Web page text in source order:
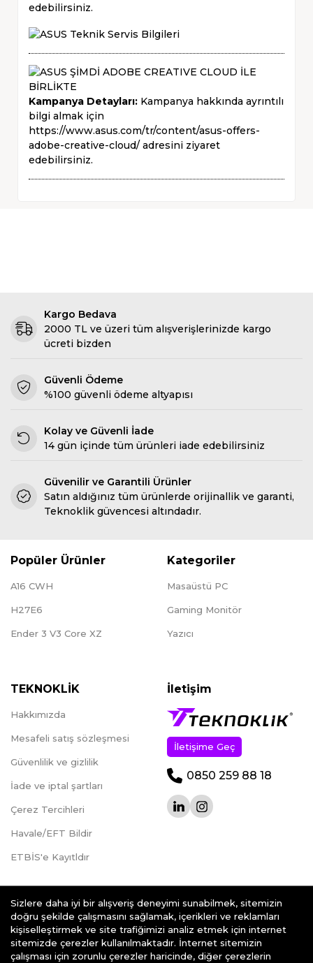
edebilirsiniz.
Kampanya Detayları: Kampanya hakkında ayrıntılı
bilgi almak için
https://www.asus.com/tr/content/asus-offers-
adobe-creative-cloud/ adresini ziyaret
edebilirsiniz.
Kargo Bedava
2000 TL ve üzeri tüm alışverişlerinizde kargo
ücreti bizden
Güvenli Ödeme
%100 güvenli ödeme altyapısı
Kolay ve Güvenli İade
14 gün içinde tüm ürünleri iade edebilirsiniz
Güvenilir ve Garantili Ürünler
Satın aldığınız tüm ürünlerde orijinallik ve garanti,
Teknoklik güvencesi altındadır.
Popüler Ürünler
A16 CWH
H27E6
Ender 3 V3 Core XZ
Kategoriler
Masaüstü PC
Gaming Monitör
Yazıcı
TEKNOKLİK
Hakkımızda
Mesafeli satış sözleşmesi
Güvenlilik ve gizlilik
İade ve iptal şartları
Çerez Tercihleri
Havale/EFT Bildir
ETBİS'e Kayıtldır
İletişim
İletişime Geç
0850 259 88 18
teknoklik.com © 2026 - Her Hakkı Saklıdır.
Sizlere daha iyi bir alışveriş deneyimi sunabilmek, sitemizin
doğru şekilde çalışmasını sağlamak, içerikleri ve reklamları
kişiselleştirmek ve site trafiğimizi analiz etmek için internet
sitemizde çerezler kullanılmaktadır. İnternet sitemizin
çalışması için zorunlu çerezler haricinde, diğer çerezlerin